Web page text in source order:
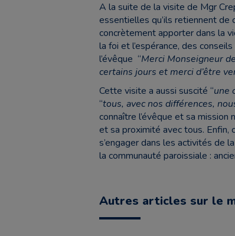
A la suite de la visite de Mgr
essentielles qu’ils retiennent
concrètement apporter dans la
la foi et l’espérance, des
l’évêque “Merci Monseigneur
certains jours et merci d’être
Cette visite a aussi suscité “une
“tous, avec nos différences,
connaître l’évêque et sa mission
et sa proximité avec tous.
s’engager dans les activités de
la communauté paroissiale :
Autres articles sur le